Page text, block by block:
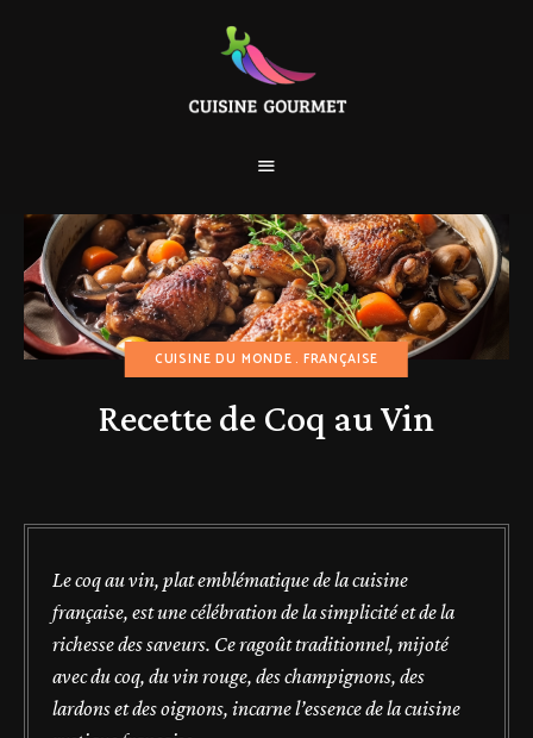
CUISINE DU MONDE FRANÇAISE
Recette de Coq au Vin
Le coq au vin, plat emblématique de la cuisine
française, est une célébration de la simplicité et de la
richesse des saveurs. Ce ragoût traditionnel, mijoté
avec du coq, du vin rouge, des champignons, des
lardons et des oignons, incarne l’essence de la cuisine